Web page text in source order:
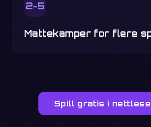
2-5
Mattekamper for flere
Spill gratis i